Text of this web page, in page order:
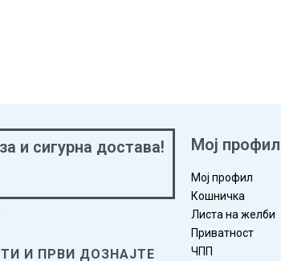
и сигурна достава!
И ПРВИ ДОЗНАЈТЕ
Мој профил
Мој профил
Кошничка
Листа на желби
Приватност
ЧПП